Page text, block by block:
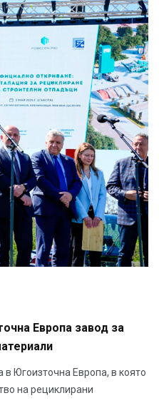
Европа завод за
в Югоизточна Европа, в която
на рециклирани